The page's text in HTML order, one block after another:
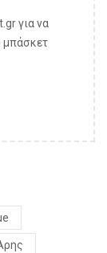
για να
μπάσκετ